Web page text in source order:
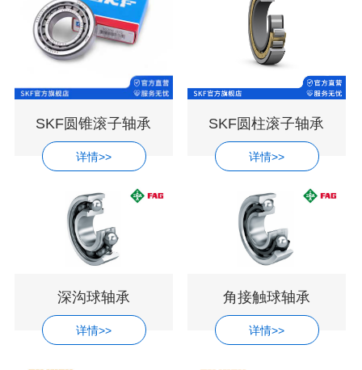
SKF圆锥滚子轴承
详情>>
SKF圆柱滚子轴承
详情>>
深沟球轴承
详情>>
角接触球轴承
详情>>